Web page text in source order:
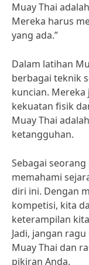
Muay Thai
Mereka harus
yang ada.”
Dalam latihan
berbagai teknik
kuncian.
kekuatan fisik
Muay Thai
ketangguhan.
Sebagai
memahami
diri ini. Dengan
kompetisi, kita
keterampilan
Jadi, jangan
Muay Thai dan
pikiran Anda.